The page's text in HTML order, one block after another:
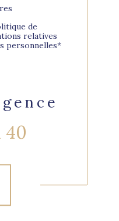
de
relatives
personnelles*
40